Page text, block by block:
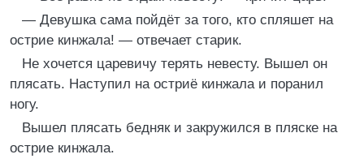
— Девушка сама пойдёт за того, кто спляшет на
острие кинжала! — отвечает старик.
Не хочется царевичу терять невесту. Вышел он
плясать. Наступил на остриё кинжала и поранил
ногу.
Вышел плясать бедняк и закружился в пляске на
острие кинжала.